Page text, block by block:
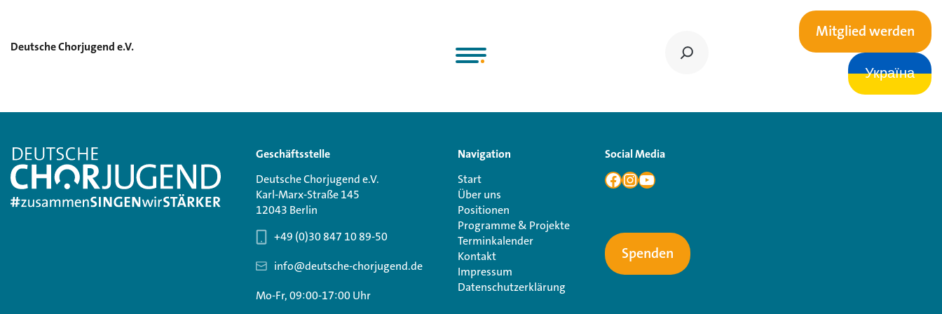
Deutsche Chorjugend e.V.
Mitglied werden
Україна
Geschäftsstelle
Deutsche Chorjugend e.V.
Karl-Marx-Straße 145
12043 Berlin
+49 (0)30 847 10 89-50
info@deutsche-chorjugend.de
Mo-Fr, 09:00-17:00 Uhr
Navigation
Start
Über uns
Positionen
Programme & Projekte
Terminkalender
Kontakt
Impressum
Datenschutzerklärung
Social Media
Spenden